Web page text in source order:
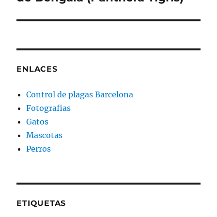
ENLACES
Control de plagas Barcelona
Fotografias
Gatos
Mascotas
Perros
ETIQUETAS